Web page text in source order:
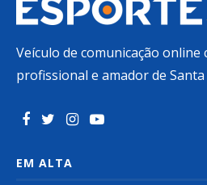
Veículo de comunicação
profissional e amador de
EM ALTA